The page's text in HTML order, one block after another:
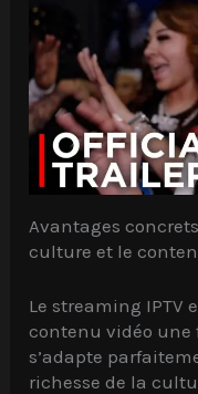
Avantages
culture et le
Le streaming IPTV
contenu vidéo
s’adapte
richesse de la